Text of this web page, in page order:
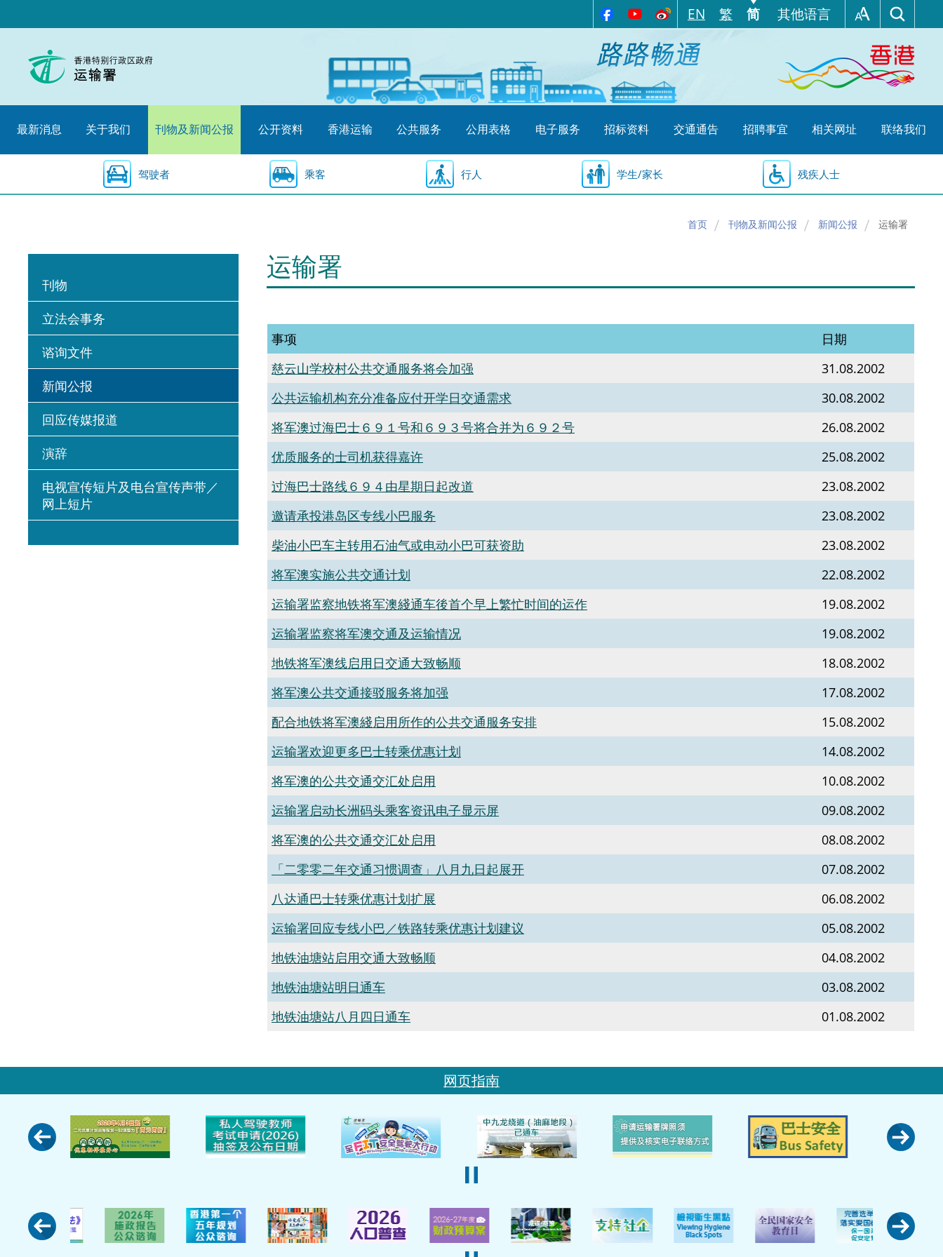
至
始
EN 繁 简 其他语言
最新消息 关于我们 刊物及新闻公报 公开资料 香港运输 公共服务 公用表格 电子服务 招标资料 交通通告 招聘事宜 相关网址 联络我们
驾驶者 乘客 行人 学生/家长 残疾人士
首页 刊物及新闻公报 新闻公报 运输署
刊物
立法会事务
谘询文件
新闻公报
回应传媒报道
演辞
电视宣传短片及电台宣传声带／
网上短片
运输署
事项
日期
慈云山学校村公共交通服务将会加强
31.08.2002
公共运输机构充分准备应付开学日交通需求
30.08.2002
将军澳过海巴士６９１号和６９３号将合并为６９２号
26.08.2002
优质服务的士司机获得嘉许
25.08.2002
过海巴士路线６９４由星期日起改道
23.08.2002
邀请承投港岛区专线小巴服务
23.08.2002
柴油小巴车主转用石油气或电动小巴可获资助
23.08.2002
将军澳实施公共交通计划
22.08.2002
运输署监察地铁将军澳綫通车後首个早上繁忙时间的运作
19.08.2002
运输署监察将军澳交通及运输情况
19.08.2002
地铁将军澳线启用日交通大致畅顺
18.08.2002
将军澳公共交通接驳服务将加强
17.08.2002
配合地铁将军澳綫启用所作的公共交通服务安排
15.08.2002
运输署欢迎更多巴士转乘优惠计划
14.08.2002
将军澳的公共交通交汇处启用
10.08.2002
运输署启动长洲码头乘客资讯电子显示屏
09.08.2002
将军澳的公共交通交汇处启用
08.08.2002
「二零零二年交通习惯调查」八月九日起展开
07.08.2002
八达通巴士转乘优惠计划扩展
06.08.2002
运输署回应专线小巴／铁路转乘优惠计划建议
05.08.2002
地铁油塘站启用交通大致畅顺
04.08.2002
地铁油塘站明日通车
03.08.2002
地铁油塘站八月四日通车
01.08.2002
网页指南